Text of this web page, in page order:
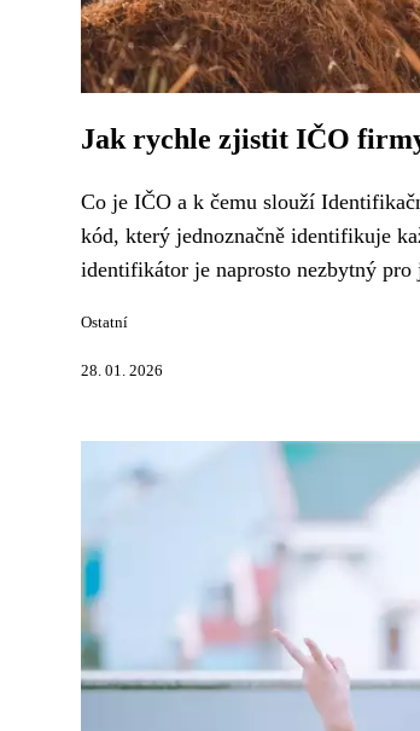
Jak rychle zjistit IČO
Co je IČO a k čemu slouží
kód, který jednoznačně identifikuje
identifikátor je naprosto nezbytný
Ostatní
28. 01. 2026